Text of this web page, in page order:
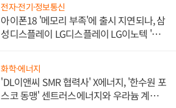
전자·전기·정보통신
아이폰18 '메모리 부족'에 출시 지연되나, 삼
성디스플레이 LG디스플레이 LG이노텍 '탈
화학·에너지
'DL이앤씨 SMR 협력사' X에너지, '한수원 포
스코 동맹' 센트러스에너지와 우라늄 계약